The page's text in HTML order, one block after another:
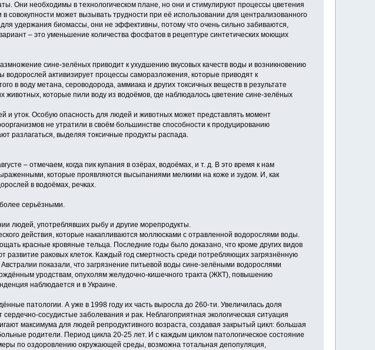
Они необходимы в технологическом плане, но они и стимулируют процессы цветения
может вызывать трудности при её использовании для централизованного
удержания биомассы, они не эффективны, потому что очень сильно забиваются,
– это уменьшение количества фосфатов в рецептуре синтетических моющих
сине-зелёных приводит к ухудшению вкусовых качеств воды и возникновению
активизирует процессы саморазложения, которые приводят к
в воду метана, сероводорода, аммиака и других токсичных веществ в результате
которые пили воду из водоёмов, где наблюдалось цветение сине-зелёных
и уток. Особую опасность для людей и животных может представлять момент
не утратили в своём большинстве способности к продуцированию
разлагаться, выделяя токсичные продукты распада.
– отмечаем, когда пик купания в озёрах, водоёмах, и т. д. В это время к нам
которые проявляются высыпаниями мелкими на коже и зудом. И, как
в водоёмах, речках.
серьёзными.
людей, употреблявших рыбу и другие морепродукты.
действия, которые накапливаются моллюсками с отравленной водорослями воды.
красные кровяные тельца. Последние годы было доказано, что кроме других видов
раковых клеток. Каждый год смертность среди потребляющих загрязнённую
показали, что загрязнение питьевой воды сине-зелёными водорослями
уродствам, опухолям желудочно-кишечного тракта (ЖКТ), повышению
наблюдается и в Украине.
патологии. А уже в 1998 году их часть выросла до 260-ти. Увеличилась доля
сосудистые заболевания и рак. Неблагоприятная экологическая ситуация
максимума для людей репродуктивного возраста, создавая закрытый цикл: большая
родители. Период цикла 20-25 лет. И с каждым циклом патологическое состояние
по оздоровлению окружающей среды, возможна тотальная депопуляция,